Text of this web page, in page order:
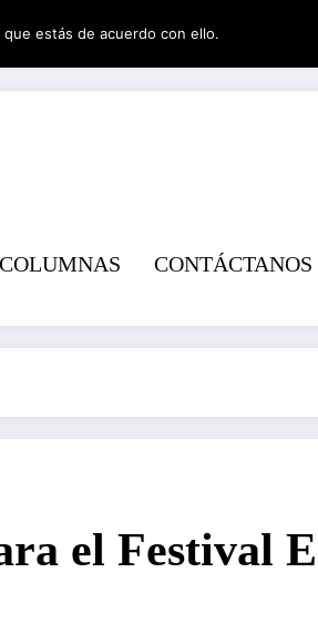
COLUMNAS CONTÁCTANOS
el Festival
estás de acuerdo con ello.